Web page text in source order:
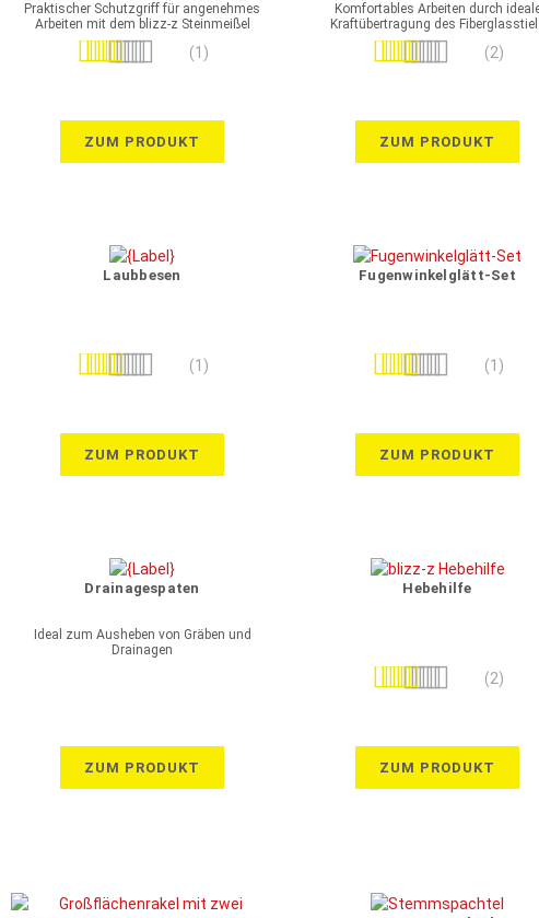
Praktischer Schutzgriff für angenehmes
Arbeiten mit dem blizz-z Steinmeißel
Bewertung:
(1)
ZUM PRODUKT
Komfortables Arbeiten durch
Kraftübertragung des
Bewertung:
(2)
ZUM PRODUKT
Laubbesen
Bewertung: (1)
ZUM PRODUKT
Fugenwinkelglätt-Set
Bewertung: (1)
ZUM PRODUKT
Drainagespaten
Ideal zum Ausheben von Gräben und
Drainagen
ZUM PRODUKT
Hebehilfe
Bewertung: (2)
ZUM PRODUKT